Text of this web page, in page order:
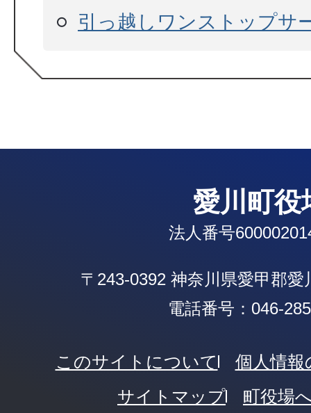
引っ越しワンストップサ
愛川町役
法人番号
〒243-0392 神奈川県愛甲郡愛
電話番号：046-
このサイトについて
個人情
サイトマップ
町役場